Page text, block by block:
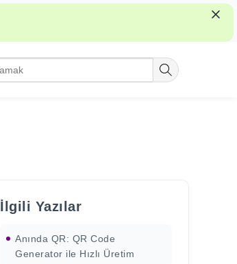
İlgili Yazılar
Anında QR: QR Code
Generator ile Hızlı Üretim